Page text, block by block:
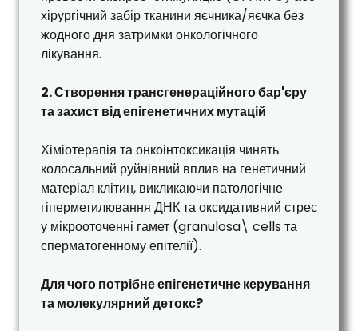
хірургічний забір тканини яєчника/яєчка без
жодного дня затримки онкологічного
лікування.
2. Створення трансгенераційного бар'єру
та захист від епігенетичних мутацій
Хіміотерапія та онкоінтоксикація чинять
колосальний руйнівний вплив на генетичний
матеріал клітин, викликаючи патологічне
гіперметилювання ДНК та оксидативний стрес
у мікрооточенні гамет (granulosa\ cells та
сперматогенному епітелії).
Для чого потрібне епігенетичне керування
та молекулярний детокс?